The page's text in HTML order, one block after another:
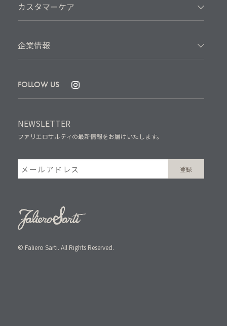
カスタマーケア
企業情報
FOLLOW US
NEWSLETTER
ファリエロサルティの最新情報をお届けいたします。
© Faliero Sarti. All Rights Reserved.